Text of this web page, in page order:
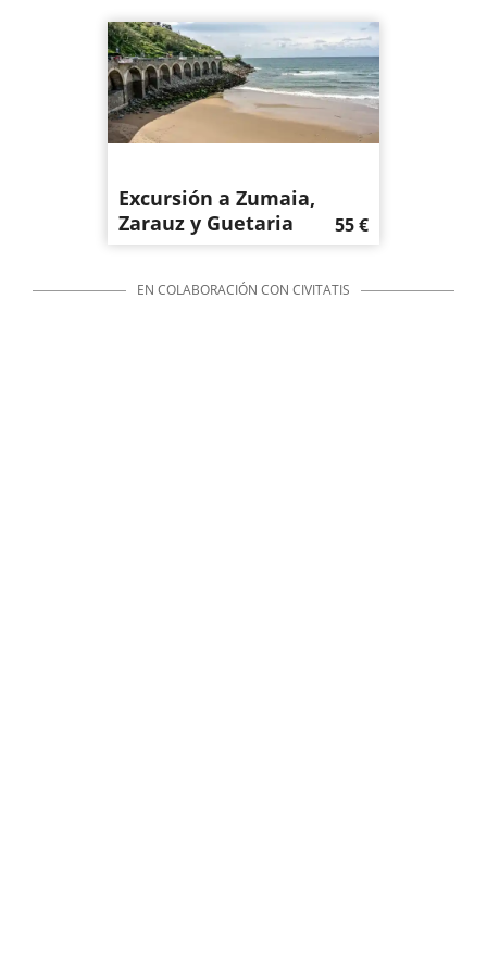
Excursión a Zumaia,
Zarauz y Guetaria
55€
EN COLABORACIÓN CON CIVITATIS